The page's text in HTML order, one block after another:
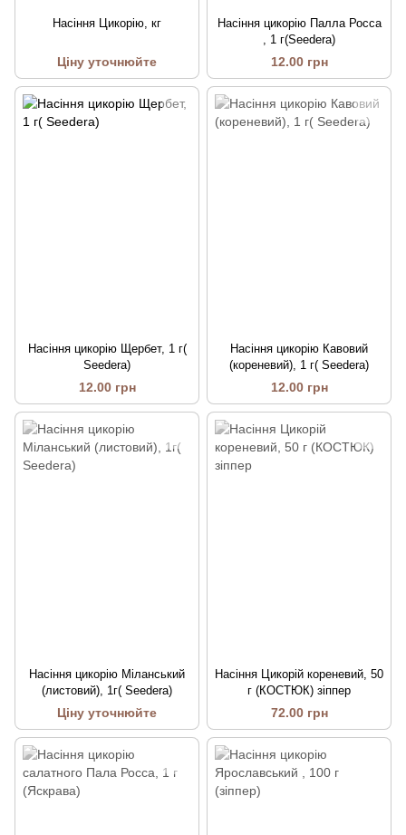
Насіння Цикорію, кг
Ціну уточнюйте
Насіння цикорію Палла Росса
, 1 г(Seedera)
12.00 грн
Насіння цикорію Щербет, 1 г(
Seedera)
12.00 грн
Насіння цикорію Кавовий
(кореневий), 1 г( Seedera)
12.00 грн
Насіння цикорію Міланський
(листовий), 1г( Seedera)
Ціну уточнюйте
Насіння Цикорій кореневий, 50
г (КОСТЮК) зіппер
72.00 грн